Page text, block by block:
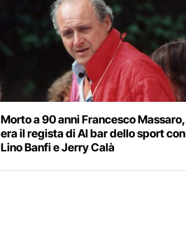
Morto a 90 anni Francesco Massaro,
era il regista di Al bar dello sport con
Lino Banfi e Jerry Calà